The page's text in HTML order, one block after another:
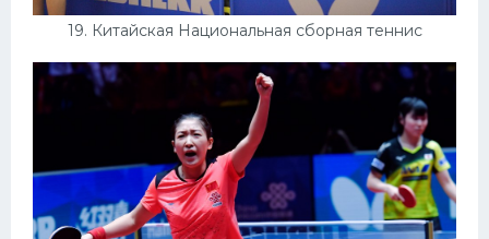
19. Китайская Национальная сборная теннис